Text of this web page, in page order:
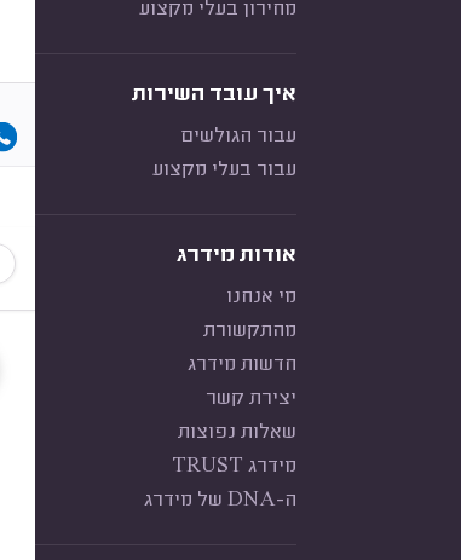
מחירון בעלי מקצוע
איך עובד השירות
עבור הגולשים
עבור בעלי מקצוע
אודות מידרג
מי אנחנו
מהתקשורת
חדשות מידרג
יצירת קשר
שאלות נפוצות
מידרג TRUST
ה-DNA של מידרג